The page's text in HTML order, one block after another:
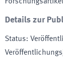
Details zur
Status: